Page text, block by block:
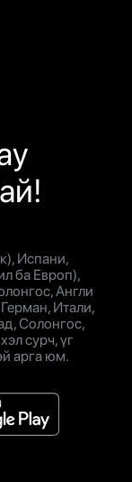
Испани,
ба Европ),
Англи
Итали,
Солонгос,
сурч, үг
арга юм.